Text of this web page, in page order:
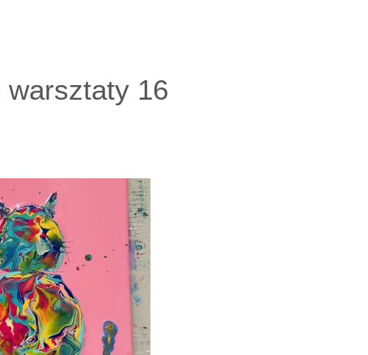
warsztaty 16